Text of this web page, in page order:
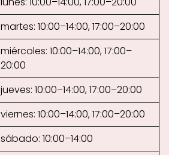
martes: 10:00–14:00, 17:00–20:00
miércoles: 10:00–14:00, 17:00–
20:00
jueves: 10:00–14:00, 17:00–20:00
viernes: 10:00–14:00, 17:00–20:00
sábado: 10:00–14:00